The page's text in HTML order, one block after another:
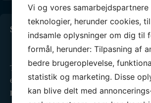
Seneste 3 indlæg
Standernedhaling 2025
Tusinde tak til alle, der havde trodset det
efterårsvejr…
LÆS MERE »
Vi og vores samarbejdspartnere
teknologier, herunder cookies,
indsamle oplysninger om dig til
formål, herunder: Tilpasning af
bedre brugeroplevelse,
statistik og marketing. Disse
kan blive delt med